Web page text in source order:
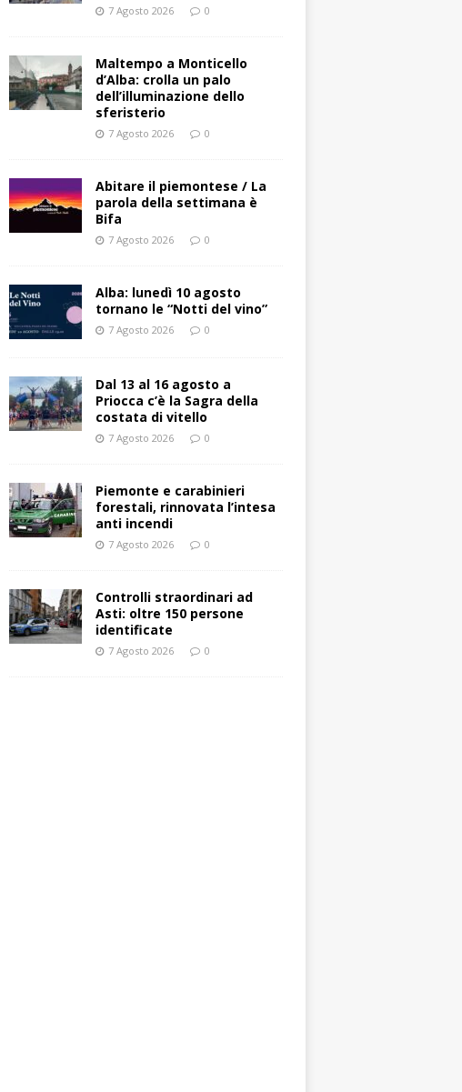
7 Agosto 2026 0
Maltempo a Monticello
d’Alba: crolla un palo
dell’illuminazione dello
sferisterio
7 Agosto 2026 0
Abitare il piemontese / La
parola della settimana è
Bifa
7 Agosto 2026 0
Alba: lunedì 10 agosto
tornano le “Notti del vino”
7 Agosto 2026 0
Dal 13 al 16 agosto a
Priocca c’è la Sagra della
costata di vitello
7 Agosto 2026 0
Piemonte e carabinieri
forestali, rinnovata l’intesa
anti incendi
7 Agosto 2026 0
Controlli straordinari ad
Asti: oltre 150 persone
identificate
7 Agosto 2026 0